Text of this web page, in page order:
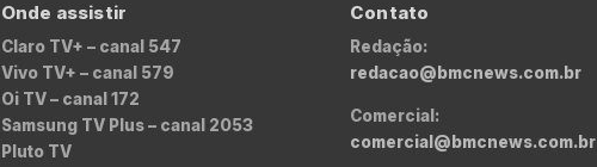
Onde assistir
Claro TV+ – canal 547
Vivo TV+ – canal 579
Oi TV – canal 172
Samsung TV Plus – canal 2053
Pluto TV
Contato
Redação:
redacao@bmcnews.com.br
Comercial:
comercial@bmcnews.com.br